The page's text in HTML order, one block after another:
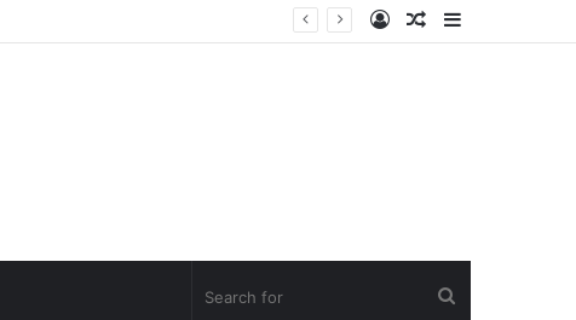
Sidebar
Random
Log